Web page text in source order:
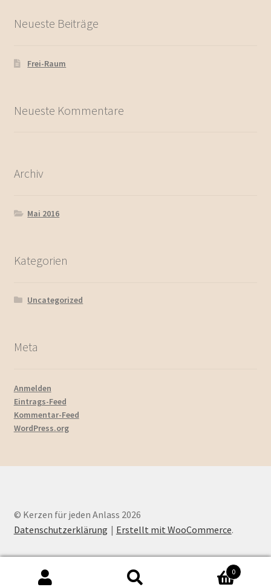
Neueste Beiträge
Frei-Raum
Neueste Kommentare
Archiv
Mai 2016
Kategorien
Uncategorized
Meta
Anmelden
Eintrags-Feed
Kommentar-Feed
WordPress.org
© Kerzen für jeden Anlass 2026
Datenschutzerklärung
Erstellt mit WooCommerce.
0